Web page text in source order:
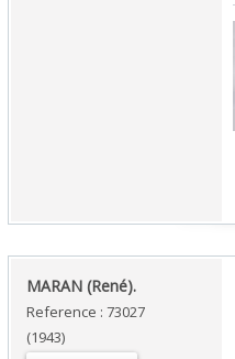
‎MARAN (René).‎
Reference : 73027
(1943)